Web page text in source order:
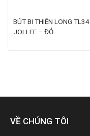
BÚT BI THIÊN LONG TL34
JOLLEE – ĐỎ
VỀ CHÚNG TÔI